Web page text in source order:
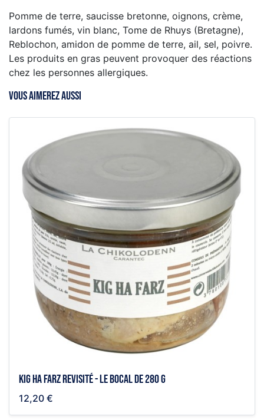
Pomme de terre, saucisse bretonne, oignons, crème,
lardons fumés, vin blanc, Tome de Rhuys (Bretagne),
Reblochon, amidon de pomme de terre, ail, sel, poivre.
Les produits en gras peuvent provoquer des réactions
chez les personnes allergiques.
VOUS AIMEREZ AUSSI
Kig Ha Farz revisité - le bocal de 280 g
12,20 €